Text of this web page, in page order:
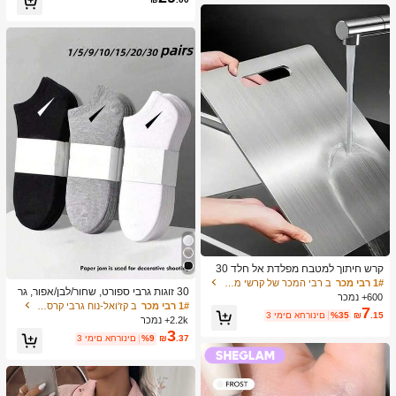
קרש חיתוך למטבח מפלדת אל חלד 30
4, מתאים לחיתוך בשר, פירות וירקות, קל
לניקוי, לבישול ביתי
1# רבי מכר
600+ נמכר
₪7 .15
%35 3 ימים אחרונים
30 זוגות גרבי ספורט, שחור/לבן/אפור, גר
ביים בצבעים אחידים בסגנון מינימליסטי,
מתאימים ללבישה יומיומית קז'ואל, זמין ב
יחידות = 1 זוג), חזרה לבית הספר
1# רבי מכר
2.2k+ נמכר
₪3.37
%9 3 ימים אחרונים